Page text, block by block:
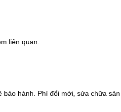
liên quan.
hành. Phí đổi mới, sửa chữa sản